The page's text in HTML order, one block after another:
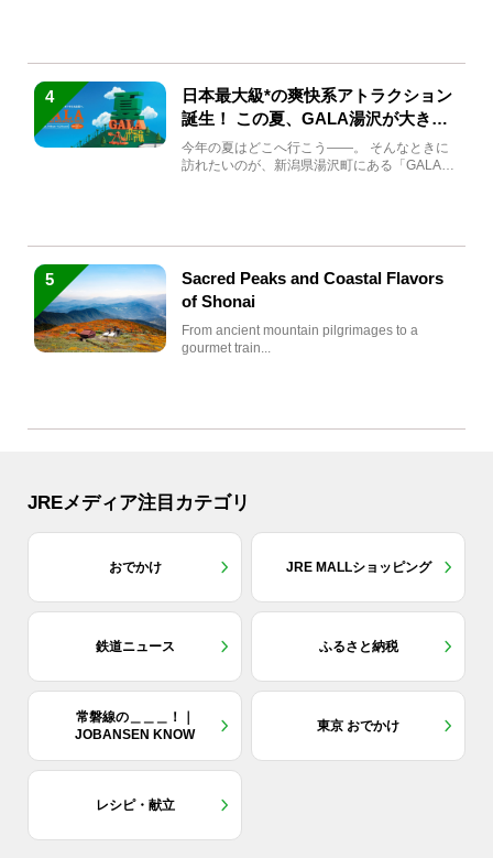
4
日本最大級*の爽快系アトラクション
誕生！ この夏、GALA湯沢が大きく
生まれ変わる
今年の夏はどこへ行こう――。 そんなときに
訪れたいのが、新潟県湯沢町にある「GALA湯
5
Sacred Peaks and Coastal Flavors
of Shonai
From ancient mountain pilgrimages to a
gourmet train...
JREメディア注目カテゴリ
おでかけ JRE MALLショッピング
鉄道ニュース ふるさと納税
常磐線の＿＿＿！｜
JOBANSEN KNOW
東京 おでかけ
レシピ・献立